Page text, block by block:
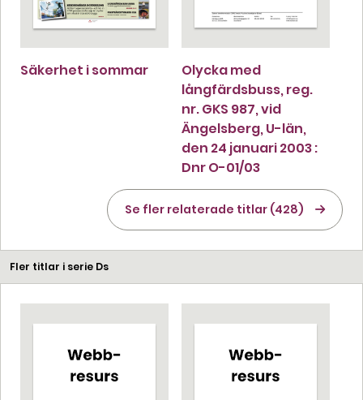
Säkerhet i sommar
Olycka med
långfärdsbuss, reg.
nr. GKS 987, vid
Ängelsberg, U-län,
den 24 januari 2003 :
Dnr O-01/03
Se fler relaterade titlar (428)
Fler titlar i serie Ds